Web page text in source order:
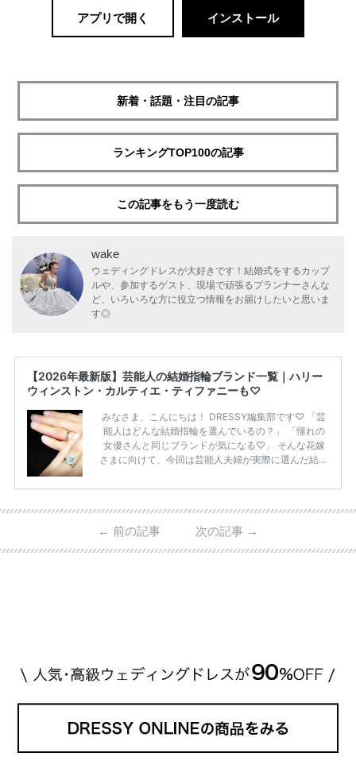
アプリで開く インストール
新着・話題・注目の記事
ランキングTOP100の記事
この記事をもう一度読む
wake
ウェディングドレスが大好きです！結婚式をするカップ
ルや、参加するゲスト、現場で頑張るプランナーさんな
ど、いろいろな方に役立つ情報をお届けしたいと思いま
す◎
【2026年最新版】芸能人の結婚指輪ブランド一覧｜ハリー
ウィンストン・カルティエ・ティファニーも♡
みなさま、こんにちは！ DRESSY編集部です♡ 「芸
能人はどんな結婚指輪を選んでいるの？」 「憧れの
女優さんと同じブランドが気になる♡」 そんな花嫁
さまに向けて、今回は芸能人夫婦が実際に選んだ結婚
ーウィンストンやカルティエ、ティファニーなど世界
日本で人気のブランドまで幅広くご紹介。 さらに、
・愛用している芸能人夫婦 ・リングの特徴や魅力 ・
← 前の記事 次の記事 →